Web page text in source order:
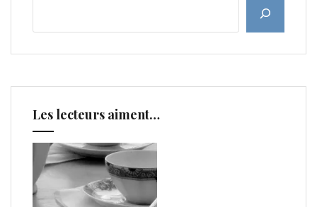
Les lecteurs aiment…